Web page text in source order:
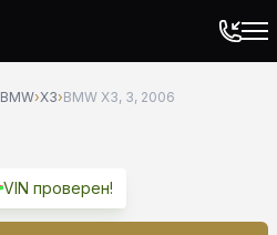
BMW›X3›BMW X3, 3, 2006
VIN проверен!